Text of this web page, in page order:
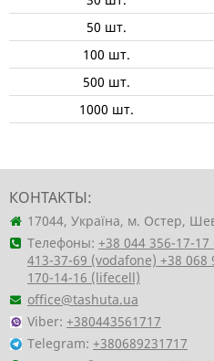
50 шт.
100 шт.
500 шт.
1000 шт.
КОНТАКТЫ:
17044, Україна, м. Остер,
Телефоны: +38 044 356-17-
413-37-69 (vodafone) +38 068
170-14-16 (lifecell)
office@tashuta.ua
Viber: +380443561717
Telegram: +380689231717